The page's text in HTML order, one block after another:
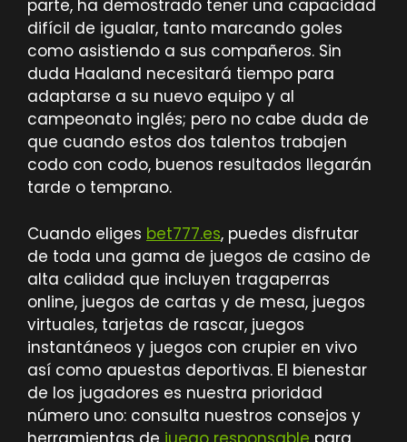
parte, ha demostrado tener una capacidad
difícil de igualar, tanto marcando goles
como asistiendo a sus compañeros. Sin
duda Haaland necesitará tiempo para
adaptarse a su nuevo equipo y al
campeonato inglés; pero no cabe duda de
que cuando estos dos talentos trabajen
codo con codo, buenos resultados llegarán
tarde o temprano.
Cuando eliges bet777.es, puedes disfrutar
de toda una gama de juegos de casino de
alta calidad que incluyen tragaperras
online, juegos de cartas y de mesa, juegos
virtuales, tarjetas de rascar, juegos
instantáneos y juegos con crupier en vivo
así como apuestas deportivas. El bienestar
de los jugadores es nuestra prioridad
número uno: consulta nuestros consejos y